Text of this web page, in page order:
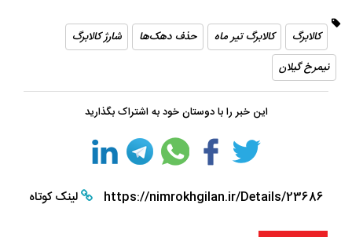
کالابرگ کالابرگ تیر ماه حذف دهک‌ها
شارژ کالابرگ
نیمرخ گیلان
این خبر را با دوستان خود به اشتراک بگذارید
https://nimrokhgilan.ir/Details/23686 لینک کوتاه